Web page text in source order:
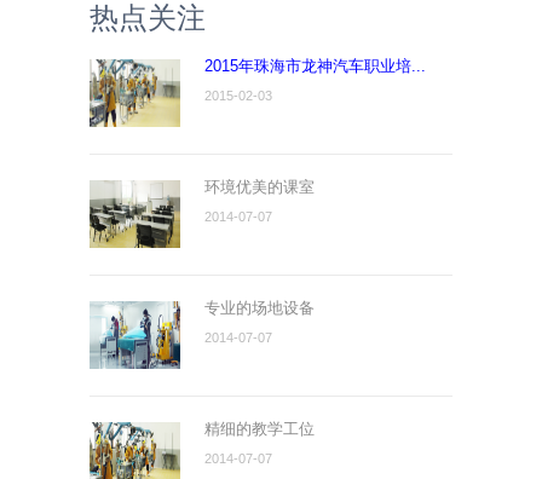
热点关注
2015年珠海市龙神汽车职业培...
2015-02-03
环境优美的课室
2014-07-07
专业的场地设备
2014-07-07
精细的教学工位
2014-07-07